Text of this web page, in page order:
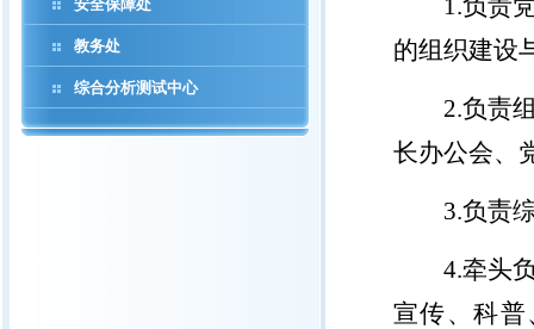
安全保障处
教务处
综合分析测试中心
1.负责
的组织建设
2.负责
长办公会、
3.负责
4.牵头
宣传、科